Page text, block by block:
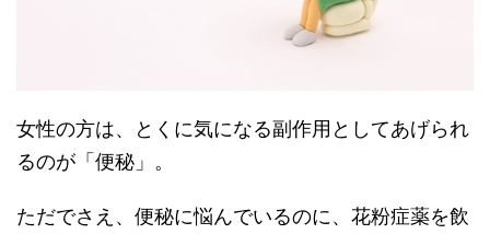
女性の方は、とくに気になる副作用としてあげられ
るのが「便秘」。
ただでさえ、便秘に悩んでいるのに、花粉症薬を飲